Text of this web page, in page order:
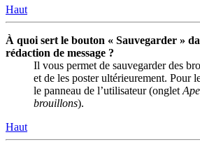
Haut
À quoi sert le bouton « Sauvegarder »
rédaction de message ?
Il vous permet de sauvegarder des
et de les poster ultérieurement. Pour
le panneau de l’utilisateur (onglet
brouillons).
Haut